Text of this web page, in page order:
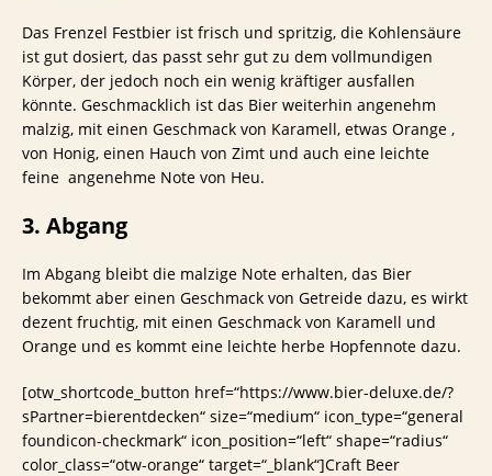
Das Frenzel Festbier ist frisch und spritzig, die Kohlensäure
ist gut dosiert, das passt sehr gut zu dem vollmundigen
Körper, der jedoch noch ein wenig kräftiger ausfallen
könnte. Geschmacklich ist das Bier weiterhin angenehm
malzig, mit einen Geschmack von Karamell, etwas Orange ,
von Honig, einen Hauch von Zimt und auch eine leichte
feine angenehme Note von Heu.
3. Abgang
Im Abgang bleibt die malzige Note erhalten, das Bier
bekommt aber einen Geschmack von Getreide dazu, es wirkt
dezent fruchtig, mit einen Geschmack von Karamell und
Orange und es kommt eine leichte herbe Hopfennote dazu.
[otw_shortcode_button href=“https://www.bier-deluxe.de/?
sPartner=bierentdecken“ size=“medium“ icon_type=“general
foundicon-checkmark“ icon_position=“left“ shape=“radius“
color_class=“otw-orange“ target=“_blank“]Craft Beer